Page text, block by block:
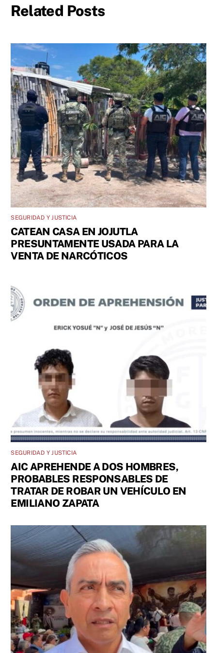
Related Posts
SEGURIDAD Y JUSTICIA
CATEAN CASA EN JOJUTLA
PRESUNTAMENTE USADA PARA LA
VENTA DE NARCÓTICOS
SEGURIDAD Y JUSTICIA
AIC APREHENDE A DOS HOMBRES,
PROBABLES RESPONSABLES DE
TRATAR DE ROBAR UN VEHÍCULO EN
EMILIANO ZAPATA